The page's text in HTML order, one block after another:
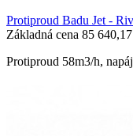
Protiproud Badu Jet -
Základná cena 85
Protiproud 58m3/h,